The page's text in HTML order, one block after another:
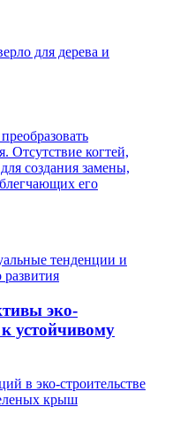
когтей,
создания замены,
его
эко-
устойчивому
в эко-строительстве
крыш